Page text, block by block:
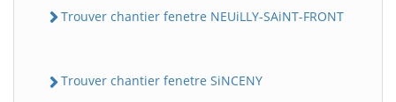
Trouver chantier fenetre NEUiLLY-SAiNT-FRONT
Trouver chantier fenetre SiNCENY